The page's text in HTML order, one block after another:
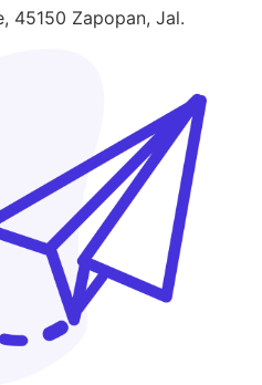
45150 Zapopan, Jal.